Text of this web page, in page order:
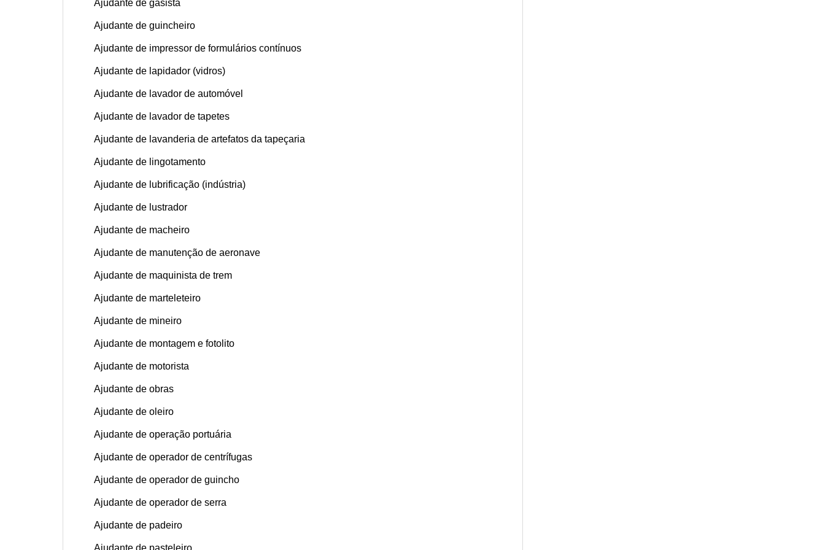
Ajudante de gasista
Ajudante de guincheiro
Ajudante de impressor de formulários contínuos
Ajudante de lapidador (vidros)
Ajudante de lavador de automóvel
Ajudante de lavador de tapetes
Ajudante de lavanderia de artefatos da tapeçaria
Ajudante de lingotamento
Ajudante de lubrificação (indústria)
Ajudante de lustrador
Ajudante de macheiro
Ajudante de manutenção de aeronave
Ajudante de maquinista de trem
Ajudante de marteleteiro
Ajudante de mineiro
Ajudante de montagem e fotolito
Ajudante de motorista
Ajudante de obras
Ajudante de oleiro
Ajudante de operação portuária
Ajudante de operador de centrífugas
Ajudante de operador de guincho
Ajudante de operador de serra
Ajudante de padeiro
Ajudante de pasteleiro